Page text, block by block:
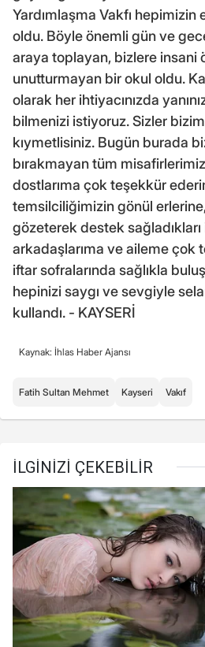
Yardımlaşma Vakfı hepimizin
oldu. Böyle önemli gün ve
araya toplayan, bizlere insani
unutturmayan bir okul oldu.
olarak her ihtiyacınızda
bilmenizi istiyoruz. Sizler
kıymetlisiniz. Bugün burada
bırakmayan tüm
dostlarıma çok teşekkür
temsilciliğimizin gönül erlerine,
gözeterek destek
arkadaşlarıma ve aileme çok
iftar sofralarında sağlıkla
hepinizi saygı ve sevgiyle
kullandı. - KAYSERİ
Kaynak: İhlas Haber Ajansı
Fatih Sultan Mehmet Kayseri Vakıf